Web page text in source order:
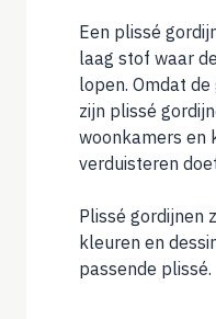
Een plissé
laag stof waar
lopen. Omdat
zijn plissé
woonkamers en
verduisteren
Plissé gordijnen
kleuren en
passende plissé.